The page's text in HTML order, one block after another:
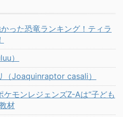
った恐竜ランキング！ティラ
）
（Joaquinraptor casali）
モンレジェンズZ-Aは“子ども
材